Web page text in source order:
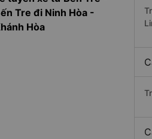
Tre đi Ninh Hòa -
Hòa